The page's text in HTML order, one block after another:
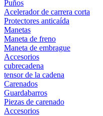
Puños
Acelerador de carrera corta
Protectores anticaída
Manetas
Maneta de freno
Maneta de embrague
Accesorios
cubrecadena
tensor de la cadena
Carenados
Guardabarros
Piezas de carenado
Accesorios